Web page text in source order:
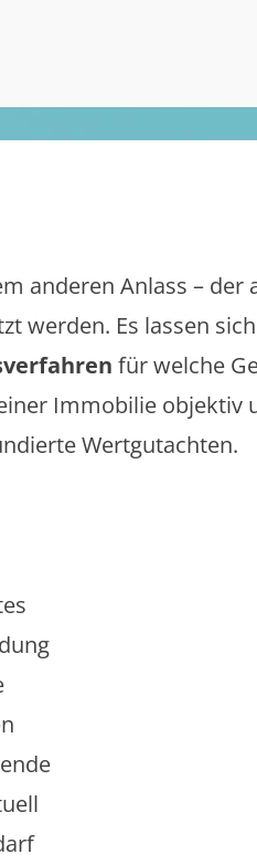
anderen Anlass – der
werden. Es lassen
für welche
Immobilie objektiv
Wertgutachten.